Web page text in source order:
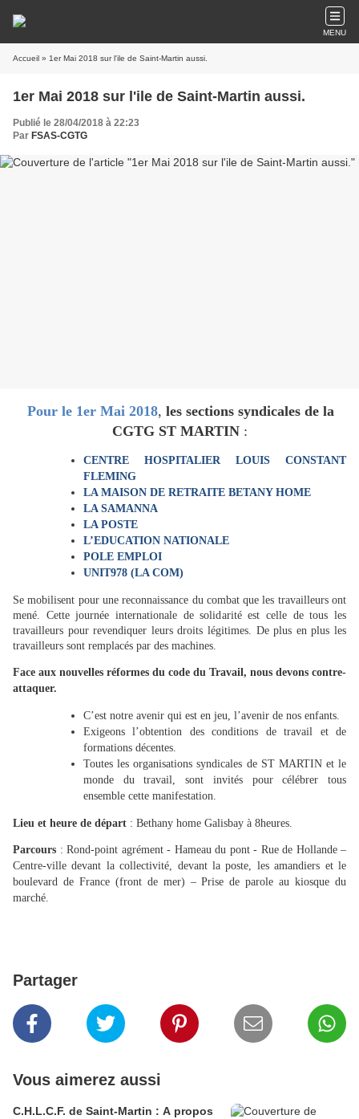
MENU
Accueil » 1er Mai 2018 sur l'ile de Saint-Martin aussi.
1er Mai 2018 sur l'ile de Saint-Martin aussi.
Publié le 28/04/2018 à 22:23
Par FSAS-CGTG
Pour le 1er Mai 2018, les sections syndicales de la
CGTG ST MARTIN:
CENTRE HOSPITALIER LOUIS CONSTANT
FLEMING
LA MAISON DE RETRAITE BETANY HOME
LA SAMANNA
LA POSTE
L’EDUCATION NATIONALE
POLE EMPLOI
UNIT978 (LA COM)
Se mobilisent pour une reconnaissance du combat que les travailleurs ont
mené. Cette journée internationale de solidarité est celle de tous les
travailleurs pour revendiquer leurs droits légitimes. De plus en plus les
travailleurs sont remplacés par des machines.
Face aux nouvelles réformes du code du Travail, nous devons contre-
attaquer.
C’est notre avenir qui est en jeu, l’avenir de nos enfants.
Exigeons l’obtention des conditions de travail et de
formations décentes.
Toutes les organisations syndicales de ST MARTIN et le
monde du travail, sont invités pour célébrer tous
ensemble cette manifestation.
Lieu et heure de départ : Bethany home Galisbay à 8heures.
Parcours : Rond-point agrément - Hameau du pont - Rue de Hollande –
Centre-ville devant la collectivité, devant la poste, les amandiers et le
boulevard de France (front de mer) – Prise de parole au kiosque du
marché.
Partager
Vous aimerez aussi
C.H.L.C.F. de Saint-Martin : A propos